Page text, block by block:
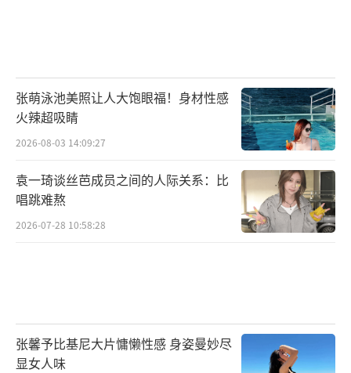
张萌泳池美照让人大饱眼福！身材性感
火辣超吸睛
2026-08-03 14:09:27
袁一琦谈丝芭成员之间的人际关系：比
唱跳难熬
2026-07-28 10:58:28
张馨予比基尼大片慵懒性感 身姿曼妙尽
显女人味